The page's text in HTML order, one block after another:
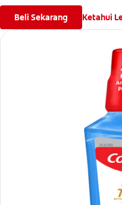
Beli Sekarang Ketahui